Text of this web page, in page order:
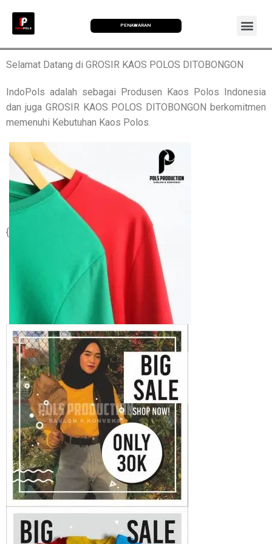
PENAWARAN
Selamat Datang di GROSIR KAOS POLOS DITOBONGON
IndoPols adalah sebagai Produsen Kaos Polos Indonesia
dan juga GROSIR KAOS POLOS DITOBONGON berkomitmen
memenuhi Kebutuhan Kaos Polos.
{